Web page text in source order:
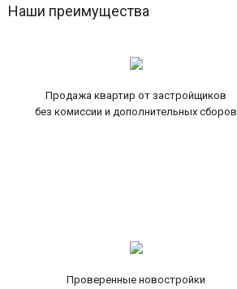
Наши преимущества
Продажа квартир от застройщиков
без комиссии и дополнительных сборов
Проверенные новостройки